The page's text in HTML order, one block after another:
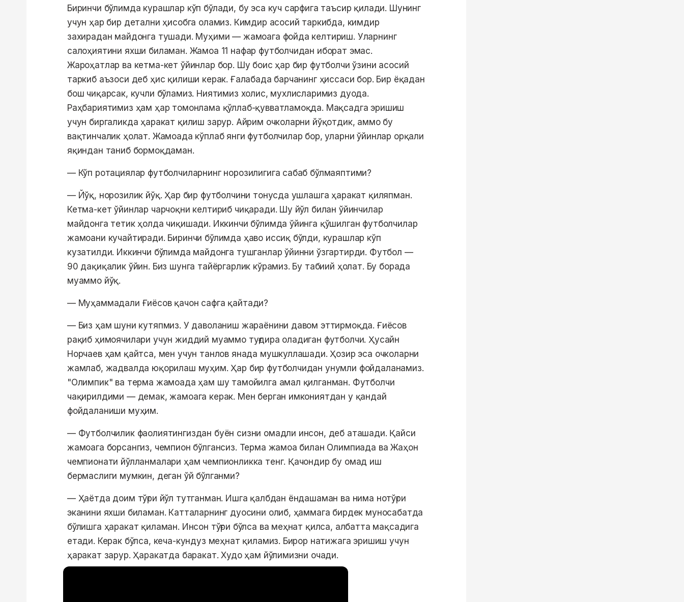
Биринчи бўлимда курашлар кўп бўлади, бу эса куч сарфига таъсир қилади. Шунинг
учун ҳар бир детални ҳисобга оламиз. Кимдир асосий таркибда, кимдир
захирадан майдонга тушади. Муҳими — жамоага фойда келтириш. Уларнинг
салоҳиятини яхши биламан. Жамоа 11 нафар футболчидан иборат эмас.
Жароҳатлар ва кетма-кет ўйинлар бор. Шу боис ҳар бир футболчи ўзини асосий
таркиб аъзоси деб ҳис қилиши керак. Ғалабада барчанинг ҳиссаси бор. Бир ёқадан
бош чиқарсак, кучли бўламиз. Ниятимиз холис, мухлисларимиз дуода.
Раҳбариятимиз ҳам ҳар томонлама қўллаб-қувватламоқда. Мақсадга эришиш
учун биргаликда ҳаракат қилиш зарур. Айрим очколарни йўқотдик, аммо бу
вақтинчалик ҳолат. Жамоада кўплаб янги футболчилар бор, уларни ўйинлар орқали
яқиндан таниб бормоқдаман.
— Кўп ротациялар футболчиларнинг норозилигига сабаб бўлмаяптими?
— Йўқ, норозилик йўқ. Ҳар бир футболчини тонусда ушлашга ҳаракат қиляпман.
Кетма-кет ўйинлар чарчоқни келтириб чиқаради. Шу йўл билан ўйинчилар
майдонга тетик ҳолда чиқишади. Иккинчи бўлимда ўйинга қўшилган футболчилар
жамоани кучайтиради. Биринчи бўлимда ҳаво иссиқ бўлди, курашлар кўп
кузатилди. Иккинчи бўлимда майдонга тушганлар ўйинни ўзгартирди. Футбол —
90 дақиқалик ўйин. Биз шунга тайёргарлик кўрамиз. Бу табиий ҳолат. Бу борада
муаммо йўқ.
— Муҳаммадали Ғиёсов қачон сафга қайтади?
— Биз ҳам шуни кутяпмиз. У даволаниш жараёнини давом эттирмоқда. Ғиёсов
рақиб ҳимоячилари учун жиддий муаммо туғдира оладиган футболчи. Ҳусайн
Норчаев ҳам қайтса, мен учун танлов янада мушкуллашади. Ҳозир эса очколарни
жамлаб, жадвалда юқорилаш муҳим. Ҳар бир футболчидан унумли фойдаланамиз.
"Олимпик" ва терма жамоада ҳам шу тамойилга амал қилганман. Футболчи
чақирилдими — демак, жамоага керак. Мен берган имкониятдан у қандай
фойдаланиши муҳим.
— Футболчилик фаолиятингиздан буён сизни омадли инсон, деб аташади. Қайси
жамоага борсангиз, чемпион бўлгансиз. Терма жамоа билан Олимпиада ва Жаҳон
чемпионати йўлланмалари ҳам чемпионликка тенг. Қачондир бу омад иш
бермаслиги мумкин, деган ўй бўлганми?
— Ҳаётда доим тўғри йўл тутганман. Ишга қалбдан ёндашаман ва нима нотўғри
эканини яхши биламан. Катталарнинг дуосини олиб, ҳаммага бирдек муносабатда
бўлишга ҳаракат қиламан. Инсон тўғри бўлса ва меҳнат қилса, албатта мақсадига
етади. Керак бўлса, кеча-кундуз меҳнат қиламиз. Бирор натижага эришиш учун
ҳаракат зарур. Ҳаракатда баракат. Худо ҳам йўлимизни очади.